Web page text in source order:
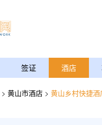
签证 酒店
> 黄山市酒店 > 黄山乡村快捷酒